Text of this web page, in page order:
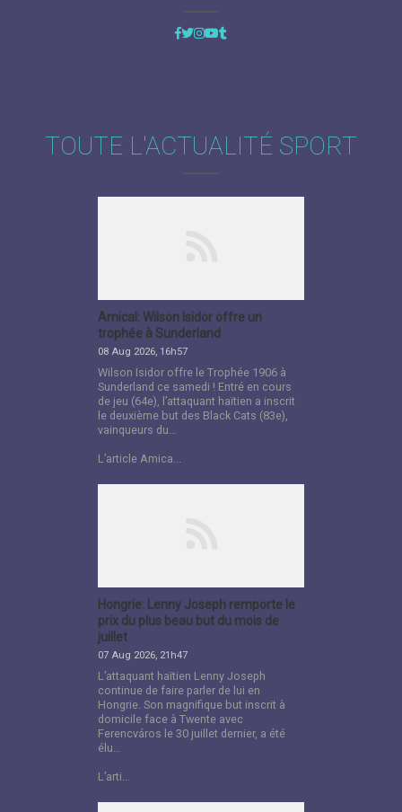
TOUTE L'ACTUALITÉ SPORT
Amical: Wilson Isidor offre un
trophée à Sunderland
08 Aug 2026, 16h57
Wilson Isidor offre le Trophée 1906 à
Sunderland ce samedi ! Entré en cours
de jeu (64e), l’attaquant haïtien a inscrit
le deuxième but des Black Cats (83e),
vainqueurs du…
L’article Amica...
Hongrie: Lenny Joseph remporte le
prix du plus beau but du mois de
juillet
07 Aug 2026, 21h47
L’attaquant haïtien Lenny Joseph
continue de faire parler de lui en
Hongrie. Son magnifique but inscrit à
domicile face à Twente avec
Ferencváros le 30 juillet dernier, a été
élu…
L’arti...